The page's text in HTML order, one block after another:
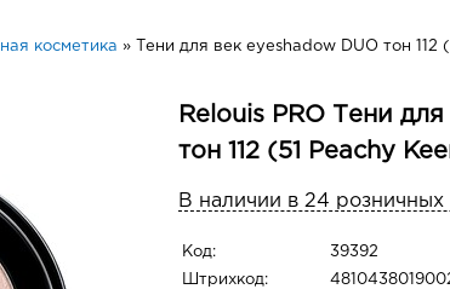
косметика » Тени для век eyeshadow DUO тон
Relouis PRO Тени
тон 112 (51 Peachy
В наличии в 24 розничных
Код: 39392
Штрихкод: